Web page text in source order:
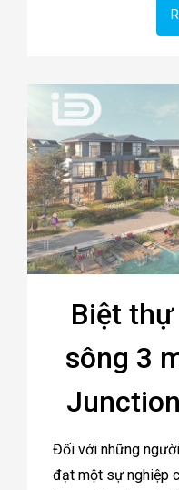
Biệt
sông 3
Đối với những
đạt một sự nghiệp